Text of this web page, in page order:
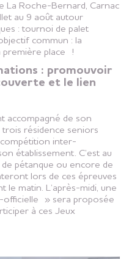
La Roche-Bernard, Carnac
au 9 août autour
: tournoi de palet
commun : la
première place !
: promouvoir
et le lien
accompagné de son
résidence seniors
compétition inter-
établissement. C’est au
pétanque ou encore de
lors de ces épreuves
matin. L’après-midi, une
» sera proposée
à ces Jeux